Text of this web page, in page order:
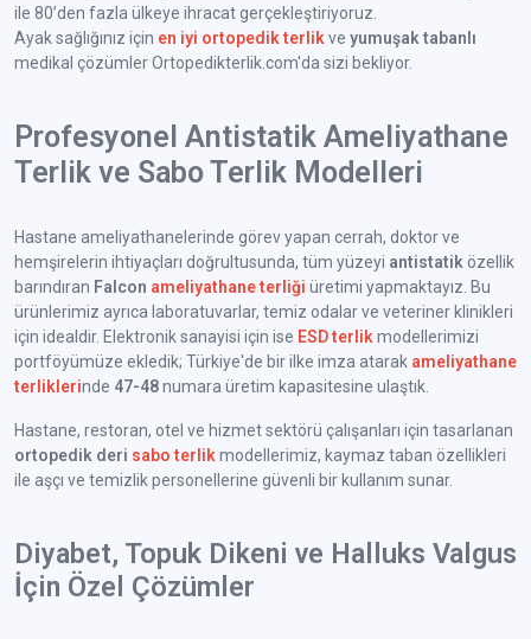
ile 80’den fazla ülkeye ihracat gerçekleştiriyoruz.
Ayak sağlığınız için en iyi ortopedik terlik ve yumuşak tabanlı
medikal çözümler Ortopedikterlik.com'da sizi bekliyor.
Profesyonel Antistatik Ameliyathane
Terlik ve Sabo Terlik Modelleri
Hastane ameliyathanelerinde görev yapan cerrah, doktor ve
hemşirelerin ihtiyaçları doğrultusunda, tüm yüzeyi antistatik özellik
barındıran Falcon ameliyathane terliği üretimi yapmaktayız. Bu
ürünlerimiz ayrıca laboratuvarlar, temiz odalar ve veteriner klinikleri
için idealdir. Elektronik sanayisi için ise ESD terlik modellerimizi
portföyümüze ekledik; Türkiye'de bir ilke imza atarak ameliyathane
terliklerinde 47-48numara üretim kapasitesine ulaştık.
Hastane, restoran, otel ve hizmet sektörü çalışanları için tasarlanan
ortopedik deri sabo terlik modellerimiz, kaymaz taban özellikleri
ile aşçı ve temizlik personellerine güvenli bir kullanım sunar.
Diyabet, Topuk Dikeni ve Halluks Valgus
İçin Özel Çözümler